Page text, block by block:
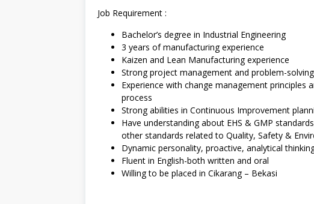
Job Requirement :
Bachelor’s degree in Industrial Engineering
3 years of manufacturing experience
Kaizen and Lean Manufacturing experience
Strong project management and problem-
Experience with change management principles
process
Strong abilities in Continuous Improvement
Have understanding about EHS & GMP
other standards related to Quality, Safety &
Dynamic personality, proactive, analytical
Fluent in English-both written and oral
Willing to be placed in Cikarang – Bekasi